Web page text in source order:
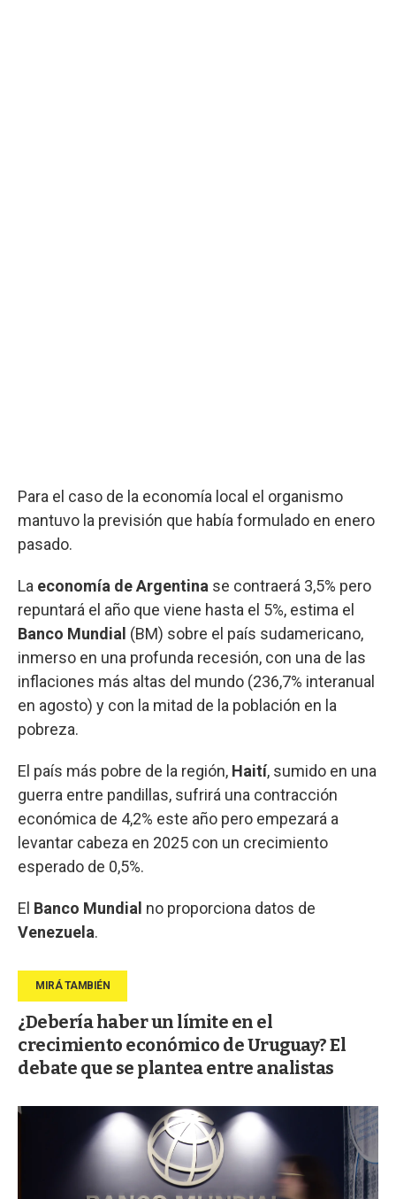
Para el caso de la economía local el organismo
mantuvo la previsión que había formulado en enero
pasado.
La economía de Argentina se contraerá 3,5% pero
repuntará el año que viene hasta el 5%, estima el
Banco Mundial (BM) sobre el país sudamericano,
inmerso en una profunda recesión, con una de las
inflaciones más altas del mundo (236,7% interanual
en agosto) y con la mitad de la población en la
pobreza.
El país más pobre de la región, Haití, sumido en una
guerra entre pandillas, sufrirá una contracción
económica de 4,2% este año pero empezará a
levantar cabeza en 2025 con un crecimiento
esperado de 0,5%.
El Banco Mundial no proporciona datos de
Venezuela.
¿Debería haber un límite en el
crecimiento económico de Uruguay? El
debate que se plantea entre analistas